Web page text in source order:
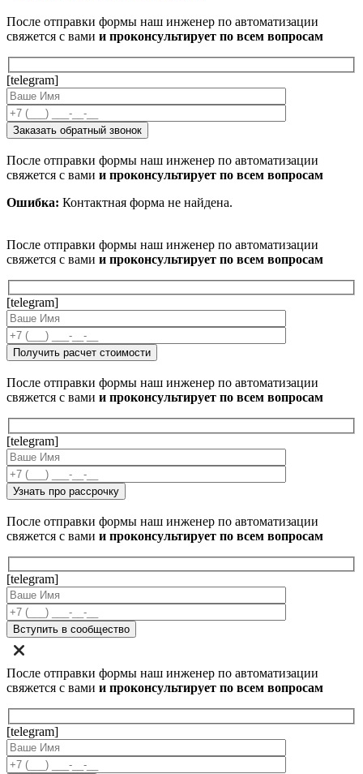
После отправки формы наш инженер по автоматизации
свяжется с вами и проконсультирует по всем вопросам
[telegram]
После отправки формы наш инженер по автоматизации
свяжется с вами и проконсультирует по всем вопросам
Ошибка: Контактная форма не найдена.
После отправки формы наш инженер по автоматизации
свяжется с вами и проконсультирует по всем вопросам
[telegram]
После отправки формы наш инженер по автоматизации
свяжется с вами и проконсультирует по всем вопросам
[telegram]
После отправки формы наш инженер по автоматизации
свяжется с вами и проконсультирует по всем вопросам
[telegram]
После отправки формы наш инженер по автоматизации
свяжется с вами и проконсультирует по всем вопросам
[telegram]